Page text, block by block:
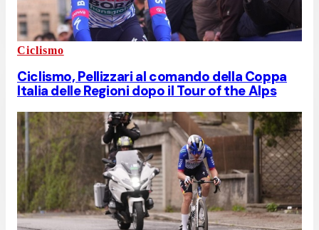
Ciclismo
Ciclismo, Pellizzari al comando della Coppa
Italia delle Regioni dopo il Tour of the Alps